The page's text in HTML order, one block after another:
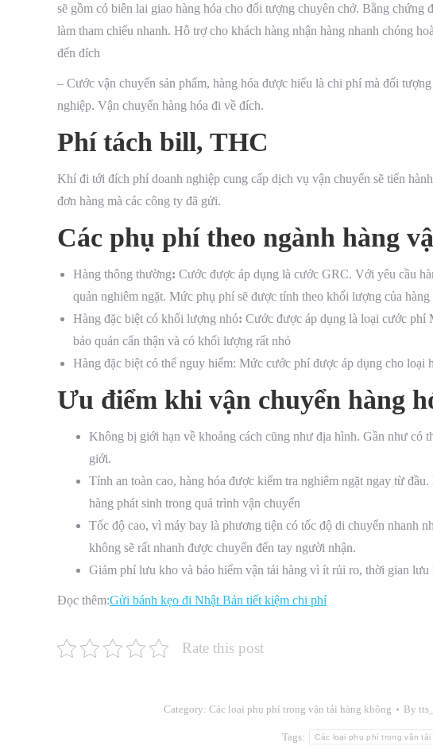
sẽ gồm có biên lai giao hàng hóa cho đối tượng chuyên chở. Bằng
làm tham chiếu nhanh. Hỗ trợ cho khách hàng nhận hàng nhanh chóng
đến đích
– Cước vận chuyển sản phẩm, hàng hóa được hiểu là chi phí mà đối
nghiệp. Vận chuyển hàng hóa đi về đích.
Phí tách bill, THC
Khí đi tới đích phí doanh nghiệp cung cấp dịch vụ vận chuyển sẽ tiến
đơn hàng mà các công ty đã gửi.
Các phụ phí theo ngành hàng
Hàng thông thường: Cước được áp dụng là cước GRC. Với yêu cầu
quản nghiêm ngặt. Mức phụ phí sẽ được tính theo khối lượng của
Hàng đặc biệt có khối lượng nhỏ: Cước được áp dụng là loại cước phí
bảo quản cẩn thận và có khối lượng rất nhỏ
Hàng đặc biệt có thể nguy hiểm: Mức cước phí được áp dụng cho loại
Ưu điểm khi vận chuyển hàng
Không bị giới hạn về khoảng cách cũng như địa hình. Gần như có
giới.
Tính an toàn cao, hàng hóa được kiểm tra nghiêm ngặt ngay từ
hàng phát sinh trong quá trình vận chuyển
Tốc độ cao, vì máy bay là phương tiện có tốc độ di chuyển nhanh
không sẽ rất nhanh được chuyển đến tay người nhận.
Giảm phí lưu kho và bảo hiểm vận tải hàng vì ít rủi ro, thời gian
Đọc thêm:Gửi bánh kẹo đi Nhật Bản tiết kiệm chi phí
Rate this post
Category: Các loại phụ phí trong vận tải hàng không By
Tags: Các loại phụ phí trong vận tải